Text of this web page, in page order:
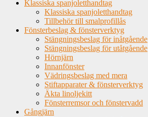
Klassiska spanjoletthandtag
Klassiska spanjoletthandtag
Tillbehör till smalprofillås
Fönsterbeslag & fönsterverktyg
Stängningsbeslag för inåtgående
Stängningsbeslag för utåtgående
Hörnjärn
Innanfönster
Vädringsbeslag med mera
Stiftapparater & fönsterverktyg
Äkta linoljekitt
Fönsterremsor och fönstervadd
Gångjärn